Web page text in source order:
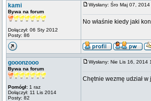
kami
Bywa na forum
Dołączył: 06 Sty 2012
Posty: 86
Wysłany: Śro Maj 07,
No właśnie kiedy jaki
gooonzooo
Bywa na forum
Pomógł: 1 raz
Dołączył: 11 Lis 2014
Posty: 82
Wysłany: Nie Lis 16,
Chętnie wezmę udział